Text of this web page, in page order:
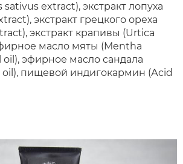
extract), экстракт лопуха
экстракт грецкого ореха
экстракт крапивы (Urtica
масло мяты (Mentha
эфирное масло сандала
oil), пищевой индигокармин (Аcid